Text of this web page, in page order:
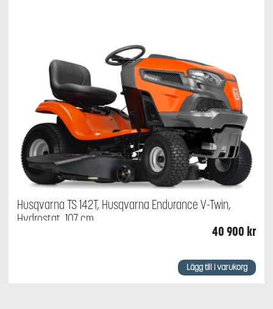
Husqvarna TS 142T, Husqvarna Endurance V-Twin,
Hydrostat, 107 cm
40 900 kr
Lägg till i varukorg